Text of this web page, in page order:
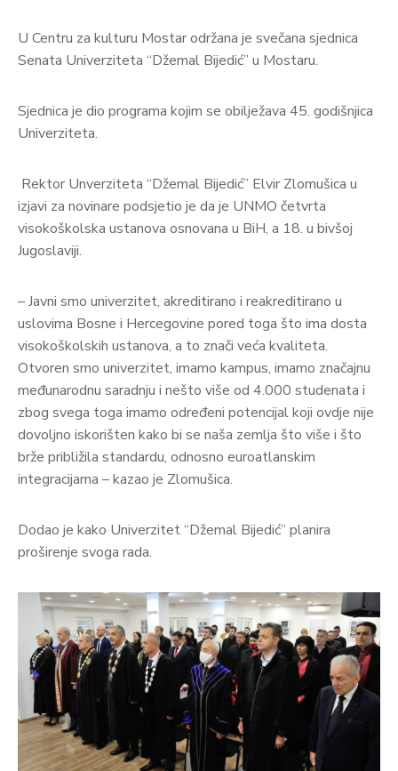
U Centru za kulturu Mostar održana je svečana sjednica
Senata Univerziteta “Džemal Bijedić” u Mostaru.
Sjednica je dio programa kojim se obilježava 45. godišnjica
Univerziteta.
Rektor Unverziteta “Džemal Bijedić” Elvir Zlomušica u
izjavi za novinare podsjetio je da je UNMO četvrta
visokoškolska ustanova osnovana u BiH, a 18. u bivšoj
Jugoslaviji.
– Javni smo univerzitet, akreditirano i reakreditirano u
uslovima Bosne i Hercegovine pored toga što ima dosta
visokoškolskih ustanova, a to znači veća kvaliteta.
Otvoren smo univerzitet, imamo kampus, imamo značajnu
međunarodnu saradnju i nešto više od 4.000 studenata i
zbog svega toga imamo određeni potencijal koji ovdje nije
dovoljno iskorišten kako bi se naša zemlja što više i što
brže približila standardu, odnosno euroatlanskim
integracijama – kazao je Zlomušica.
Dodao je kako Univerzitet “Džemal Bijedić” planira
proširenje svoga rada.